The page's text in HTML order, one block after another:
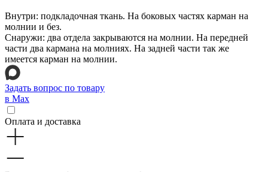
Внутри: подкладочная ткань. На боковых частях карман на
молнии и без.
Снаружи: два отдела закрываются на молнии. На передней
части два кармана на молниях. На задней части так же
имеется карман на молнии.
Задать вопрос по товару
в Max
Оплата и доставка